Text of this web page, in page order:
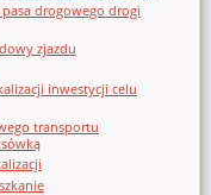
drogowego drogi
zjazdu
inwestycji celu
transportu